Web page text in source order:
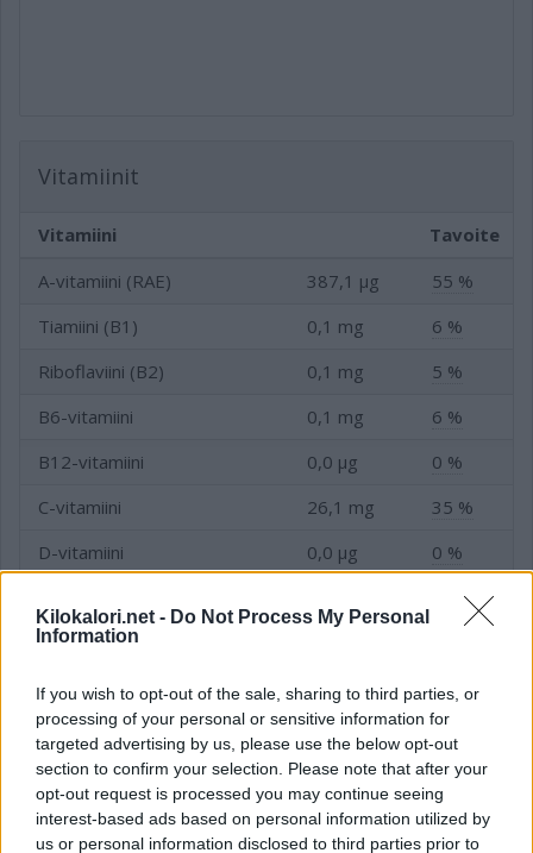
Kilokalori.net - Do Not Process My Personal
Information
If you wish to opt-out of the sale, sharing to third parties, or
processing of your personal or sensitive information for
targeted advertising by us, please use the below opt-out
section to confirm your selection. Please note that after your
opt-out request is processed you may continue seeing
interest-based ads based on personal information utilized by
us or personal information disclosed to third parties prior to
Vitamiinit
Vitamiini
Tavoite
A-vitamiini (RAE)
387,1 µg
55 %
Tiamiini (B1)
0,1 mg
6 %
Riboflaviini (B2)
0,1 mg
5 %
B6-vitamiini
0,1 mg
6 %
B12-vitamiini
0,0 µg
0 %
C-vitamiini
26,1 mg
35 %
D-vitamiini
0,0 µg
0 %
Folaatti (B9-vitamiini)
Niasiini (B3-vitamiini)
1,0 mg 7 %
Kivennäis- ja hivenaineet